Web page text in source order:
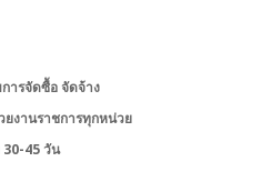
ารจัดซื้อ จัดจ้าง
งานราชการทุกหน่วย
30-45 วัน